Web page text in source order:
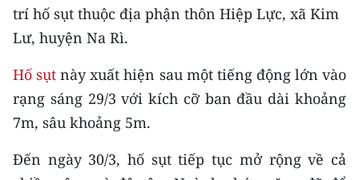
54 DÂN TỘC VIỆT NAM
MỘT SẢN PHẨM
RADIO
MEDIA CENTER
trí hố sụt thuộc địa phận thôn Hiệp Lực, xã Kim
Lư, huyện Na Rì.
Hố sụt này xuất hiện sau một tiếng động lớn vào
rạng sáng 29/3 với kích cỡ ban đầu dài khoảng
7m, sâu khoảng 5m.
Đến ngày 30/3, hố sụt tiếp tục mở rộng về cả